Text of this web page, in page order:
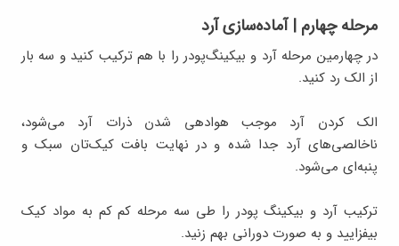
مرحله چهارم | آماده‌سازی آرد
در چهارمین مرحله آرد و بیکینگ‌‌پودر را با هم ترکیب کنید و سه بار
از الک رد کنید.
الک کردن آرد موجب هوادهی شدن ذرات آرد می‌شود،
ناخالصی‌های آرد جدا شده و در نهایت بافت کیک‌تان سبک و
پنبه‌ای می‌شود.
ترکیب آرد و بیکینگ پودر را طی سه مرحله کم کم به مواد کیک
بیفزایید و به صورت دورانی بهم زنید.